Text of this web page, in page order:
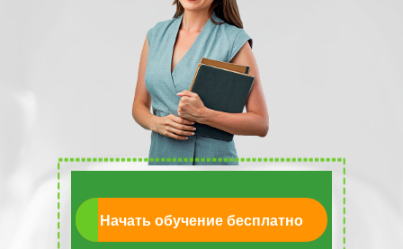
Начать обучение бесплатно